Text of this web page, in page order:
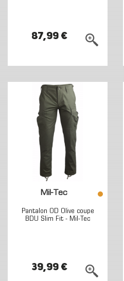
87,99 €
Mil-Tec
Pantalon OD Olive coupe
BDU Slim Fit - Mil-Tec
39,99 €